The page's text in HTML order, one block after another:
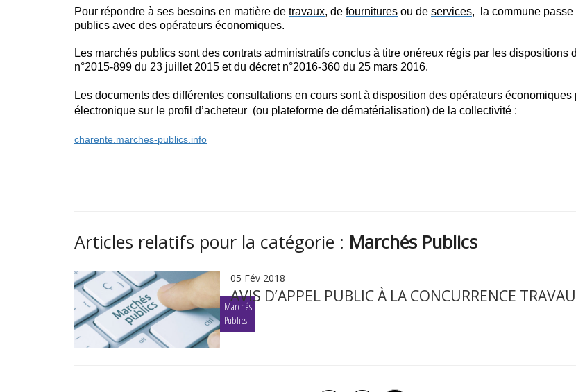
Pour répondre à ses besoins en matière de travaux, de fournitures ou de services, la commune passe
publics avec des opérateurs économiques.
Les marchés publics sont des contrats administratifs conclus à titre onéreux régis par les dispositions
n°2015-899 du 23 juillet 2015 et du décret n°2016-360 du 25 mars 2016.
Les documents des différentes consultations en cours sont à disposition des opérateurs économiques
électronique sur le profil d’acheteur (ou plateforme de dématérialisation) de la collectivité :
charente.marches-publics.info
Articles relatifs pour la catégorie : Marchés Publics
Marchés
Publics
05 Fév 2018
AVIS D’APPEL PUBLIC À LA CONCURRENCE